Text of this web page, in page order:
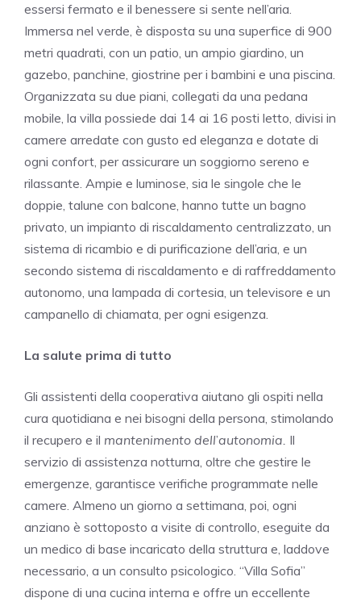
essersi fermato e il benessere si sente nell’aria.
Immersa nel verde, è disposta su una superfice di 900
metri quadrati, con un patio, un ampio giardino, un
gazebo, panchine, giostrine per i bambini e una piscina.
Organizzata su due piani, collegati da una pedana
mobile, la villa possiede dai 14 ai 16 posti letto, divisi in
camere arredate con gusto ed eleganza e dotate di
ogni confort, per assicurare un soggiorno sereno e
rilassante. Ampie e luminose, sia le singole che le
doppie, talune con balcone, hanno tutte un bagno
privato, un impianto di riscaldamento centralizzato, un
sistema di ricambio e di purificazione dell’aria, e un
secondo sistema di riscaldamento e di raffreddamento
autonomo, una lampada di cortesia, un televisore e un
campanello di chiamata, per ogni esigenza.
La salute prima di tutto
Gli assistenti della cooperativa aiutano gli ospiti nella
cura quotidiana e nei bisogni della persona, stimolando
il recupero e il mantenimento dell’autonomia. Il
servizio di assistenza notturna, oltre che gestire le
emergenze, garantisce verifiche programmate nelle
camere. Almeno un giorno a settimana, poi, ogni
anziano è sottoposto a visite di controllo, eseguite da
un medico di base incaricato della struttura e, laddove
necessario, a un consulto psicologico. “Villa Sofia”
dispone di una cucina interna e offre un eccellente